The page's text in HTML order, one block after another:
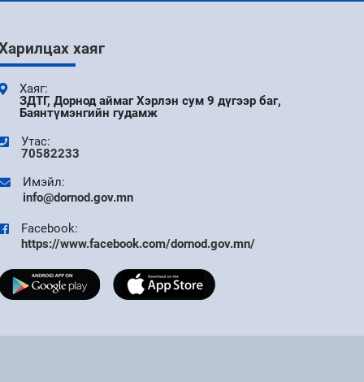
АЙМГИЙН ЗАСАГ ДАРГЫН ЗАХИРАМЖ 11
УДИРДАХ АЖИЛТНЫ ШУУРХАЙ
9 сар
ДОРНОД АЙМАГТ БҮХ НИЙТИЙН ЦАХИМ
УР ЧАДВАРЫГ ДЭЭШЛҮҮЛЭХ V ШАТНЫ
АЯНЫ НЭЭЛТ БОЛЛОО
хаяг
Хаяг:
ЗДТГ, Дорнод аймаг Хэрлэн сум 9 дүгээр баг,
Баянтүмэнгийн гудамж
Утас:
70582233
Имэйл:
info@dornod.gov.mn
Facebook:
https://www.facebook.com/dornod.gov.mn/